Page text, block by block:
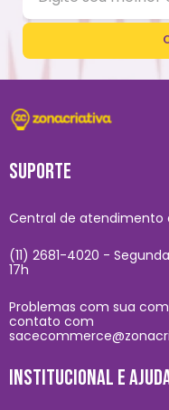
SUPORTE
Central de atendimento
(11) 2681-4020 -
17h
Problemas com sua
contato com
INSTITUCIONAL E